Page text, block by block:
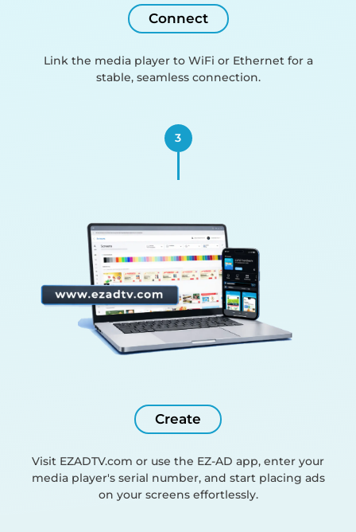
Connect
Link the media player to WiFi or Ethernet for a
stable, seamless connection.
3
Create
Visit EZADTV.com or use the EZ-AD app, enter your
media player's serial number, and start placing ads
on your screens effortlessly.